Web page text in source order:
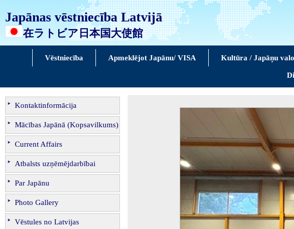
Japānas vēstniecība Latvijā
在ラトビア日本国大使館
Vēstniecība Apmeklējot Japānu/ VISA Kultūra / Japāņu
Kontaktinformācija
Mācības Japānā (Kopsavilkums)
Current Affairs
Atbalsts uzņēmējdarbībai
Par Japānu
Photo Gallery
Vēstules no Latvijas